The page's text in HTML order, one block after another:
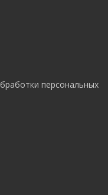
персональных